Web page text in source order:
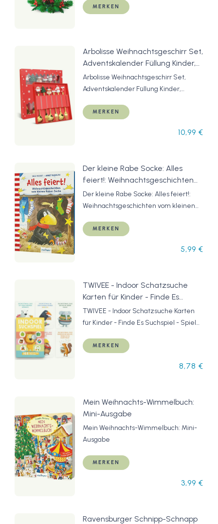
und Jungen ab 12 Jahren - 40743:
Amazon.de: Spielzeug
Kinder & Familie - Geschenk zu
MERKEN
Arbolisse Weihnachtsgeschirr Set,
Adventskalender Füllung Kinder,
Nikolaus Geschenke Kinder,
Weihnachtslöffel Tafelgabeln,
Dessertgabeln, mit
Geschenkverpackung
Arbolisse Weihnachtsgeschirr Set,
Adventskalender Füllung Kinder,
Weihnachtslöffel Tafelgabeln, Kaffee-
MERKEN
10,99 €
Der kleine Rabe Socke: Alles
feiert!: Weihnachtsgeschichten
vom kleinen Raben Socke | Mini-
Bilderbuch
Der kleine Rabe Socke: Alles feiert!:
Weihnachtsgeschichten vom kleinen
MERKEN
5,99 €
TWIVEE - Indoor Schatzsuche
Karten für Kinder - Finde Es
Suchspiel - Spiele ab 3, 4, 5, 6, 7, 8,
9 Jahren - Entdeckerkarten
Geschenk für Mädchen und
Jungen
TWIVEE - Indoor Schatzsuche Karten
für Kinder - Finde Es Suchspiel - Spiele
Entdeckerkarten Kinder - Gefunden -
MERKEN
8,78 €
Mein Weihnachts-Wimmelbuch:
Mini-Ausgabe
Mein Weihnachts-Wimmelbuch: Mini-
Ausgabe
MERKEN
3,99 €
Ravensburger Schnipp-Schnapp